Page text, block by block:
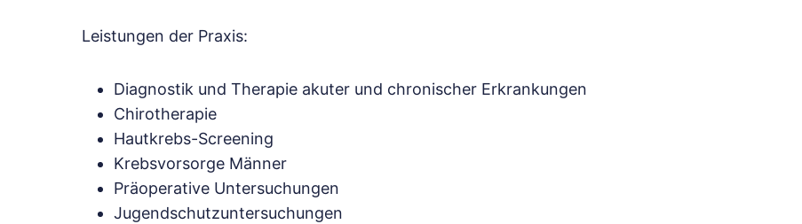
Leistungen der Praxis:
Diagnostik und Therapie akuter und chronischer Erkrankungen
Chirotherapie
Hautkrebs-Screening
Krebsvorsorge Männer
Präoperative Untersuchungen
Jugendschutzuntersuchungen